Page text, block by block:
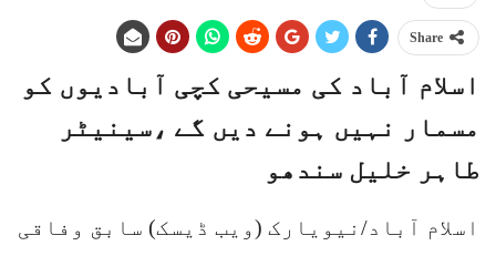
Share
اسلام آباد کی مسیحی کچی آبادیوں کو
مسمار نہیں ہونے دیں گے ،سینیٹر
طاہر خلیل سندھو
اسلام آباد/نیویارک (ویب ڈیسک) سابق وفاقی